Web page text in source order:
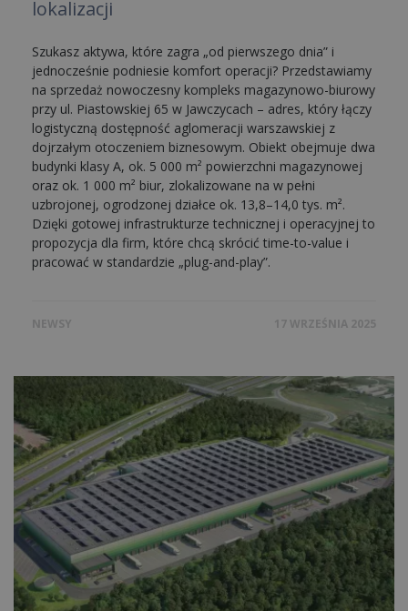
lokalizacji
Szukasz aktywa, które zagra „od pierwszego dnia” i
jednocześnie podniesie komfort operacji? Przedstawiamy
na sprzedaż nowoczesny kompleks magazynowo-biurowy
przy ul. Piastowskiej 65 w Jawczycach – adres, który łączy
logistyczną dostępność aglomeracji warszawskiej z
dojrzałym otoczeniem biznesowym. Obiekt obejmuje dwa
budynki klasy A, ok. 5 000 m² powierzchni magazynowej
oraz ok. 1 000 m² biur, zlokalizowane na w pełni
uzbrojonej, ogrodzonej działce ok. 13,8–14,0 tys. m².
Dzięki gotowej infrastrukturze technicznej i operacyjnej to
propozycja dla firm, które chcą skrócić time-to-value i
pracować w standardzie „plug-and-play”.
NEWSY 17 WRZEŚNIA 2025